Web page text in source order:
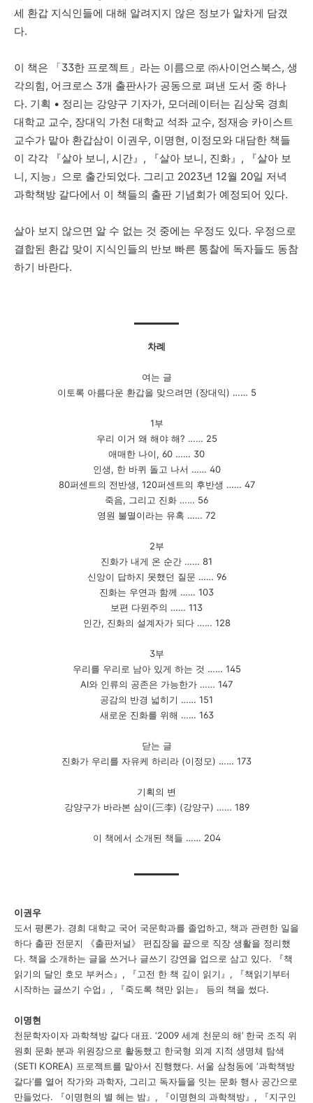
세 환갑 지식인들에 대해 알려지지 않은 정보가 알차게 담겼
다.
이 책은 「33한 프로젝트 」 라는 이름으로 ㈜사이언스북스, 생
각의힘, 어크로스 3개 출판사가 공동으로 펴낸 도서 중 하나
다. 기획 • 정리는 강양구 기자가, 모더레이터는 김상욱 경희
대학교 교수, 장대익 가천 대학교 석좌 교수, 정재승 카이스트
교수가 맡아 환갑삼이 이권우, 이명현, 이정모와 대담한 책들
이 각각
『살아 보니, 시간 』 , 『살아 보니, 진화 』 , 『살아 보
니, 지능 』 으로 출간되었다. 그리고 2023년 12월 20일 저녁
과학책방 갈다에서 이 책들의 출판 기념회가 예정되어 있다.
살아 보지 않으면 알 수 없는 것 중에는 우정도 있다. 우정으로
결합된 환갑 맞이 지식인들의 반보 빠른 통찰에 독자들도 동참
하기 바란다.
차례
여는 글
이토록 아름다운 환갑을 맞으려면 (장대익) …… 5
1부
우리 이거 왜 해야 해? …… 25
애매한 나이, 60 …… 30
인생, 한 바퀴 돌고 나서 …… 40
80퍼센트의 전반생, 120퍼센트의 후반생 …… 47
죽음, 그리고 진화 …… 56
영원 불멸이라는 유혹 …… 72
2부
진화가 내게 온 순간 …… 81
신앙이 답하지 못했던 질문 …… 96
진화는 우연과 함께 …… 103
보편 다윈주의 …… 113
인간, 진화의 설계자가 되다 …… 128
3부
우리를 우리로 남아 있게 하는 것 …… 145
AI와 인류의 공존은 가능한가 …… 147
공감의 반경 넓히기 …… 151
새로운 진화를 위해 …… 163
닫는 글
진화가 우리를 자유케 하리라 (이정모) …… 173
기획의 변
강양구가 바라본 삼이(三李) (강양구) …… 189
이 책에서 소개된 책들 …… 204
이권우
도서 평론가. 경희 대학교 국어 국문학과를 졸업하고, 책과 관련한 일을
하다 출판 전문지
《출판저널》 편집장을 끝으로 직장 생활을 정리했
다. 책을 소개하는 글을 쓰거나 글쓰기 강연을 업으로 삼고 있다. 『책
읽기의 달인 호모 부커스 』 , 『고전 한 책 깊이 읽기 』 , 『책읽기부터
시작하는 글쓰기 수업 』 , 『죽도록 책만 읽는 』 등의 책을 썼다.
이명현
천문학자이자 과학책방 갈다 대표. ‘2009 세계 천문의 해’ 한국 조직 위
원회 문화 분과 위원장으로 활동했고 한국형 외계 지적 생명체 탐색
(SETI KOREA) 프로젝트를 맡아서 진행했다. 서울 삼청동에 ‘과학책방
갈다’를 열어 작가와 과학자, 그리고 독자들을 잇는 문화 행사 공간으로
만들었다. 『이명현의 별 헤는 밤』 , 『이명현의 과학책방』 , 『지구인